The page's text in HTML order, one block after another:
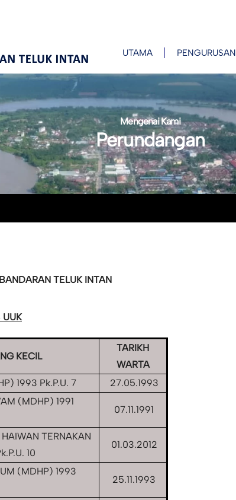
UTAMA PENGURUSAN
Mengenai Kami
Perundangan
TELUK INTAN
UUK
KECIL
TARIKH
WARTA
1993 Pk.P.U. 7 27.05.1993
(MDHP) 1991
07.11.1991
TERNAKAN
10
01.03.2012
(MDHP) 1993
25.11.1993